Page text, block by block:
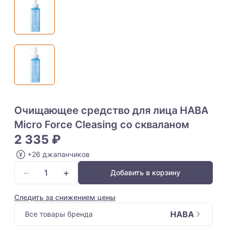
Очищающее средство для лица HABA
Micro Force Cleasing со скваланом
2 335 ₽
+26 джапанчиков
− + Добавить в корзину
Следить за снижением цены
Все товары бренда
HABA